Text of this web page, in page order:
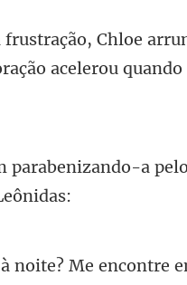
noite? Me enco